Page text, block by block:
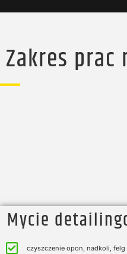
Zakres prac
Mycie
czyszczenie opon, nadkoli, felg